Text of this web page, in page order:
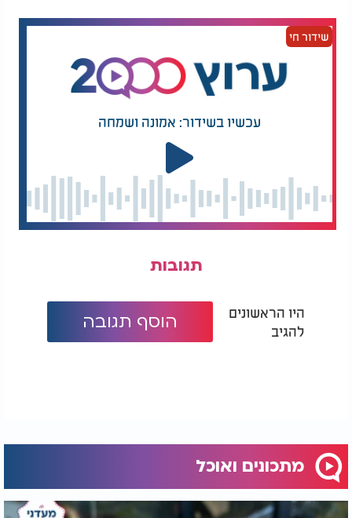
שידור חי
עכשיו בשידור: אמונה ושמחה
תגובות
היו הראשונים
להגיב
הוסף תגובה
מתכונים ואוכל